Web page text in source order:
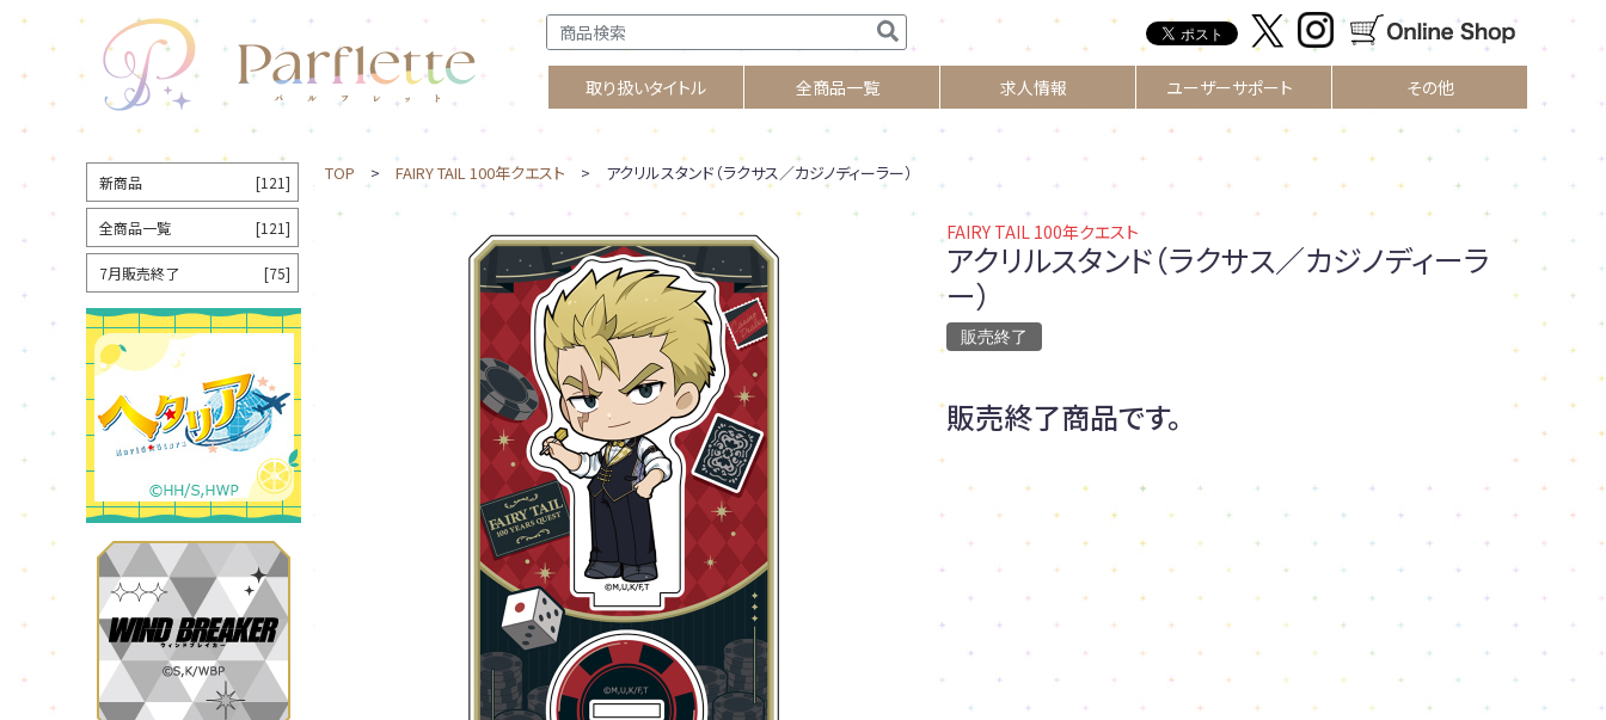
取り扱いタイトル 全商品一覧 求人情報 ユーザーサポート その他
TOP > FAIRY TAIL 100年クエスト > アクリルスタンド（ラクサス／カジノディーラー）
FAIRY TAIL 100年クエスト
アクリルスタンド（ラクサス／カジノディーラ
ー）
販売終了
販売終了商品です。
新商品 [121]
全商品一覧 [121]
7月販売終了 [75]